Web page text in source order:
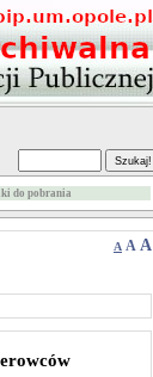
do pobrania
A A A